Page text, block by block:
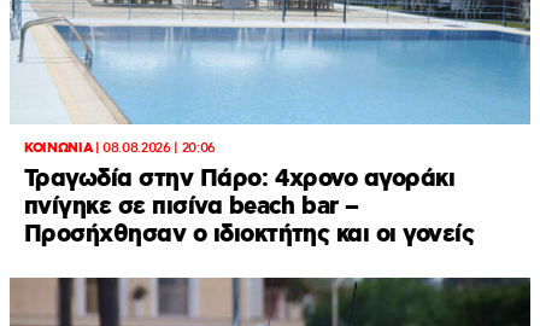
ΚΟΙΝΩΝΙΑ|08.08.2026 | 20:06
Τραγωδία στην Πάρο: 4χρονο αγοράκι
πνίγηκε σε πισίνα beach bar –
Προσήχθησαν ο ιδιοκτήτης και οι γονείς